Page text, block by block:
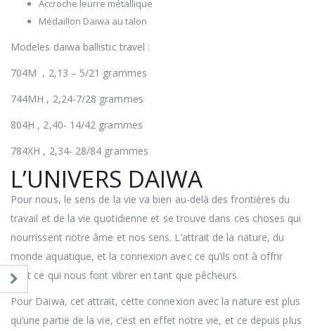
Accroche leurre métallique
Médaillon Daiwa au talon
Modeles daiwa ballistic travel :
704M , 2,13 – 5/21 grammes
744MH , 2,24-7/28 grammes
804H , 2,40- 14/42 grammes
784XH , 2,34- 28/84 grammes
L’UNIVERS DAIWA
Pour nous, le sens de la vie va bien au-delà des frontières du
travail et de la vie quotidienne et se trouve dans ces choses qui
nourrissent notre âme et nos sens. L’attrait de la nature, du
monde aquatique, et la connexion avec ce qu’ils ont à offrir
sont ce qui nous font vibrer en tant que pêcheurs.
Pour Daiwa, cet attrait, cette connexion avec la nature est plus
qu’une partie de la vie, c’est en effet notre vie, et ce depuis plus